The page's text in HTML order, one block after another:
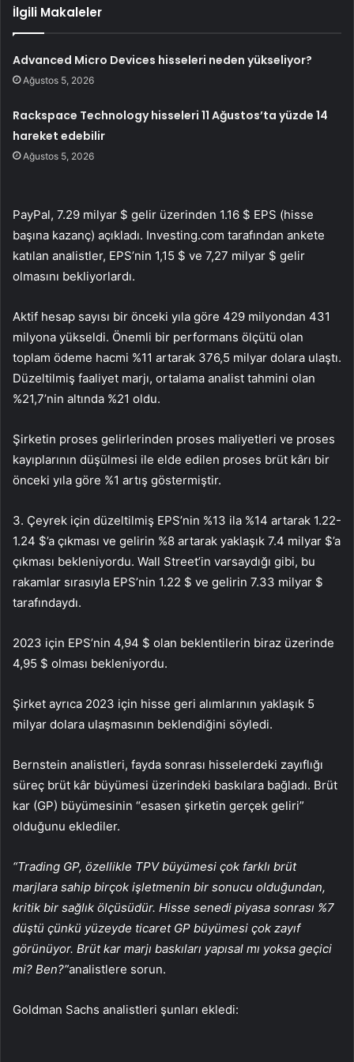
İlgili Makaleler
Advanced Micro Devices hisseleri neden yükseliyor?
Ağustos 5, 2026
Rackspace Technology hisseleri 11 Ağustos’ta yüzde 14
hareket edebilir
Ağustos 5, 2026
PayPal, 7.29 milyar $ gelir üzerinden 1.16 $ EPS (hisse
başına kazanç) açıkladı. Investing.com tarafından ankete
katılan analistler, EPS’nin 1,15 $ ve 7,27 milyar $ gelir
olmasını bekliyorlardı.
Aktif hesap sayısı bir önceki yıla göre 429 milyondan 431
milyona yükseldi. Önemli bir performans ölçütü olan
toplam ödeme hacmi %11 artarak 376,5 milyar dolara ulaştı.
Düzeltilmiş faaliyet marjı, ortalama analist tahmini olan
%21,7’nin altında %21 oldu.
Şirketin proses gelirlerinden proses maliyetleri ve proses
kayıplarının düşülmesi ile elde edilen proses brüt kârı bir
önceki yıla göre %1 artış göstermiştir.
3. Çeyrek için düzeltilmiş EPS’nin %13 ila %14 artarak 1.22-
1.24 $’a çıkması ve gelirin %8 artarak yaklaşık 7.4 milyar $’a
çıkması bekleniyordu. Wall Street’in varsaydığı gibi, bu
rakamlar sırasıyla EPS’nin 1.22 $ ve gelirin 7.33 milyar $
tarafındaydı.
2023 için EPS’nin 4,94 $ olan beklentilerin biraz üzerinde
4,95 $ olması bekleniyordu.
Şirket ayrıca 2023 için hisse geri alımlarının yaklaşık 5
milyar dolara ulaşmasının beklendiğini söyledi.
Bernstein analistleri, fayda sonrası hisselerdeki zayıflığı
süreç brüt kâr büyümesi üzerindeki baskılara bağladı. Brüt
kar (GP) büyümesinin “esasen şirketin gerçek geliri”
olduğunu eklediler.
“Trading GP, özellikle TPV büyümesi çok farklı brüt
marjlara sahip birçok işletmenin bir sonucu olduğundan,
kritik bir sağlık ölçüsüdür. Hisse senedi piyasa sonrası %7
düştü çünkü yüzeyde ticaret GP büyümesi çok zayıf
görünüyor. Brüt kar marjı baskıları yapısal mı yoksa geçici
mi? Ben?”analistlere sorun.
Goldman Sachs analistleri şunları ekledi: